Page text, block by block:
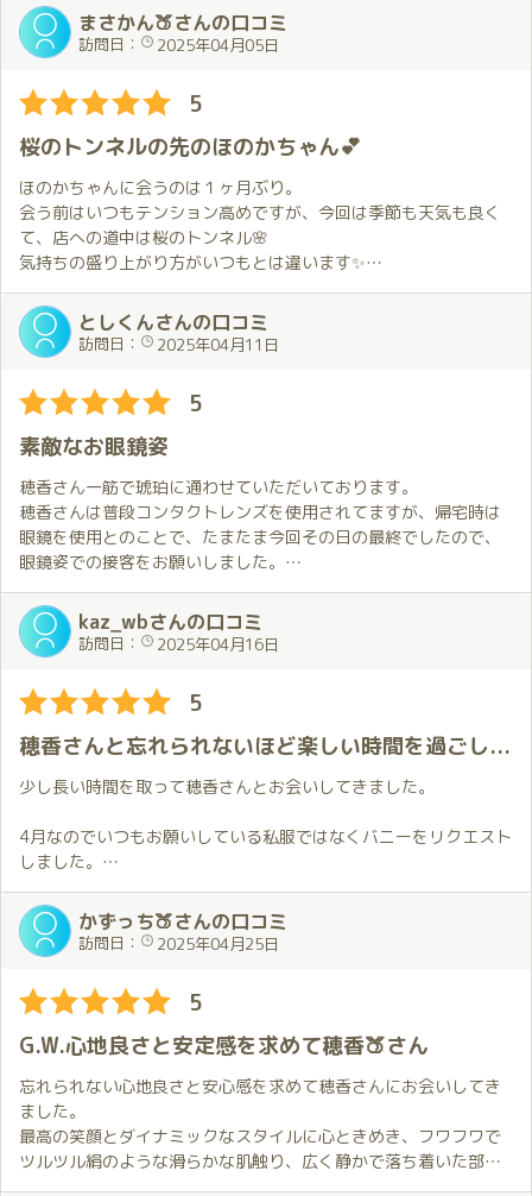
お会いした時からお別れの時まで終始恋人とのデートをしている
様な気持ちになりました😍。
今回もあっという間に時間が過ぎていきました😭。
次に会う約束はしてあるのでその日を楽しみに日々乗り切ってい
こうと思います😄。
ィ、目配り、心配り、気配り、絶妙で最高にいいんです！
容姿端麗に重ねられた技とホスピタリティは、お会いする毎に妖
艶さが進化、深化、真価を感じてしまいます。
進化していくさまは何度もお会いしたくなる所以なのかもしれま
せん。
お店の入り口から待合室も高級感の中でゆったりでき、これから
接客を受けるワクワク感を与えてくれる素敵なお店です。
また伺いたいです。
まさかん🍑さんの口コミ
訪問日： 2025年04月05日
5
桜のトンネルの先のほのかちゃん💕
ほのかちゃんに会うのは１ヶ月ぶり。
会う前はいつもテンション高めですが、今回は季節も天気も良く
て、店への道中は桜のトンネル🌸
気持ちの盛り上がり方がいつもとは違います✨
しかも、そこを抜けて店に入ったら、そこにいるのはほのかちゃ
ん💕
もう最高のシチュエーションです✨
今日のほのかちゃんはレースクイーン✨
これが僕の想像をはるかに超えたセクシーさで、目のやり場に困
るとはまさにこのこと。
でも、反応が不審だったのか、ほのかちゃんからは「これじゃな
かった？」と聞かれてしまう始末。
すいません😣ただ見惚れてただけです💕
その後お部屋に入って、抱擁・・・
前にも書きましたが、本当にこの瞬間が大好きで、今日はそれを
再確認！
日々のモヤモヤした感じがスッと消えていく感じ。まさにオアシ
スですね🌴
後は２人の世界💕
ほのかちゃんは髪が前より短くなっていて、可愛さに磨きがかか
ってた✨
おもてなしもいつも以上に絶品で、かわいいと気持ちいいが交互
でも、それが本当にいい😍
身体は新年度の仕事で疲れてるのに、マッサージの効果でいつも
以上に元気になり↗️本当に充実した時間を過ごしました✨
さすがに終わった後はぐったりで、帰りの電車では気絶してまし
た。
最近ではYouTubeにも活動の場を拡げ、そこでも100万回超再生
と大活躍のほのかちゃん✨
近寄りがたい印象を持つ方もいると思いますが、本当に気さく
で、おもてなし精神にあふれた魅力的な女性です💕
１回会ったらまた次、次に会ったらさらに次と会いたくなっちゃ
う😍
僕はこのほのか沼にどっぷりはまってます✨
としくんさんの口コミ
訪問日： 2025年04月11日
5
素敵なお眼鏡姿
穂香さん一筋で琥珀に通わせていただいております。
穂香さんは普段コンタクトレンズを使用されてますが、帰宅時は
眼鏡を使用とのことで、たまたま今回その日の最終でしたので、
眼鏡姿での接客をお願いしました。
お会いして部屋に入ってからコンタクトレンズを外されて、ドラ
ちゃん柄の眼鏡をおかけいただきましたが、眼鏡フェチの自分に
とってこれ以上はないぐらい素敵なお姿で、改めて穂香さん一筋
で通うことを心に誓ったのでした。
眼鏡女子がお好きなら、穂香さんの最終で伺うことをお勧めいた
します。
kaz_wbさんの口コミ
訪問日： 2025年04月16日
5
穂香さんと忘れられないほど楽しい時間を過ごしてきました
少し長い時間を取って穂香さんとお会いしてきました。
4月なのでいつもお願いしている私服ではなくバニーをリクエスト
しました。
写真では拝見していた衣装なので何となく知っている感じでいま
したが、思っていたよりもハグしたときの感触が良く温かいのが
意外でした。
バニー姿を見ながら階段を上がるのは初めてで新鮮な感じがあっ
て楽しかったです。
私服のリクエストが多かったのですが今回のように私服以外も試
してみたいと思いました。
バニー姿を楽しみながらお部屋に着くと穂香さんがこれまでより
もずっと長くハグしてくれました。
2枠にしたことで通常よりは時間があるため、この日は穂香さんが
普段以上に時間をかけて優しく丁寧に進めてくれている感じで
す。
かずっち🍑さんの口コミ
訪問日： 2025年04月25日
5
G.W.心地良さと安定感を求めて穂香🍑さん
忘れられない心地良さと安心感を求めて穂香さんにお会いしてき
ました。
最高の笑顔とダイナミックなスタイルに心ときめき、フワフワで
ツルツル絹のような滑らかな肌触り、広く静かで落ち着いた部屋
で、経験豊富からくるハード&ソフトスキルのサービスを十分に堪